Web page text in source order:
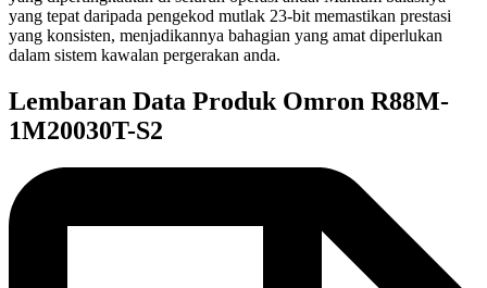
yang tepat daripada pengekod mutlak 23-bit memastikan prestasi
yang konsisten, menjadikannya bahagian yang amat diperlukan
dalam sistem kawalan pergerakan anda.
Lembaran Data Produk Omron R88M-
1M20030T-S2